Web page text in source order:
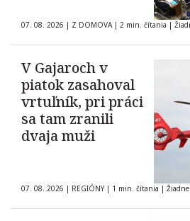
07. 08. 2026 | Z DOMOVA | 2 min. čítania |
V Gajaroch v
piatok zasahoval
vrtuľník, pri práci
sa tam zranili
dvaja muži
07. 08. 2026 | REGIÓNY | 1 min. čítania |